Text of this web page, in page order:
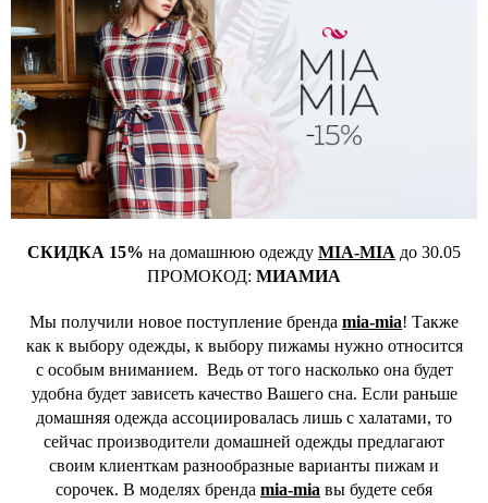
СКИДКА 15% на домашнюю одежду MIA-MIA до 30.05
ПРОМОКОД: МИАМИА
Мы получили новое поступление бренда mia-mia! Также
как к выбору одежды, к выбору пижамы нужно относится
с особым вниманием. Ведь от того насколько она будет
удобна будет зависеть качество Вашего сна. Если раньше
домашняя одежда ассоциировалась лишь с халатами, то
сейчас производители домашней одежды предлагают
своим клиенткам разнообразные варианты пижам и
сорочек. В моделях бренда mia-mia вы будете себя